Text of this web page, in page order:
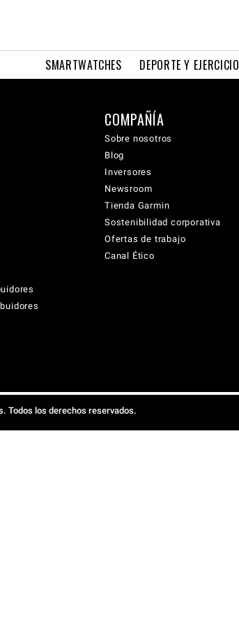
SMARTWATCHES DEPORTE Y EJERCICIO
COMPAÑÍA
Sobre nosotros
Blog
Inversores
Newsroom
Tienda Garmin
Sostenibilidad corporativa
Ofertas de trabajo
Canal Ético
Todos los derechos reservados.